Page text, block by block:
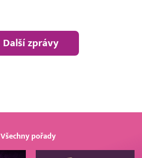
Další zprávy
Všechny pořady